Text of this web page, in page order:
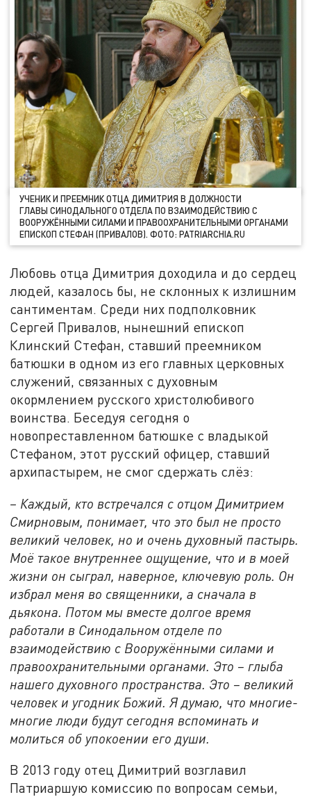
УЧЕНИК И ПРЕЕМНИК ОТЦА ДИМИТРИЯ В ДОЛЖНОСТИ
ГЛАВЫ СИНОДАЛЬНОГО ОТДЕЛА ПО ВЗАИМОДЕЙСТВИЮ С
ВООРУЖЁННЫМИ СИЛАМИ И ПРАВООХРАНИТЕЛЬНЫМИ ОРГАНАМИ
ЕПИСКОП СТЕФАН (ПРИВАЛОВ). ФОТО: PATRIARCHIA.RU
Любовь отца Димитрия доходила и до сердец
людей, казалось бы, не склонных к излишним
сантиментам. Среди них подполковник
Сергей Привалов, нынешний епископ
Клинский Стефан, ставший преемником
батюшки в одном из его главных церковных
служений, связанных с духовным
окормлением русского христолюбивого
воинства. Беседуя сегодня о
новопреставленном батюшке с владыкой
Стефаном, этот русский офицер, ставший
архипастырем, не смог сдержать слёз:
– Каждый, кто встречался с отцом Димитрием
Смирновым, понимает, что это был не просто
великий человек, но и очень духовный пастырь.
Моё такое внутреннее ощущение, что и в моей
жизни он сыграл, наверное, ключевую роль. Он
избрал меня во священники, а сначала в
дьякона. Потом мы вместе долгое время
работали в Синодальном отделе по
взаимодействию с Вооружёнными силами и
правоохранительными органами. Это – глыба
нашего духовного пространства. Это – великий
человек и угодник Божий. Я думаю, что многие-
многие люди будут сегодня вспоминать и
молиться об упокоении его души.
В 2013 году отец Димитрий возглавил
Патриаршую комиссию по вопросам семьи,